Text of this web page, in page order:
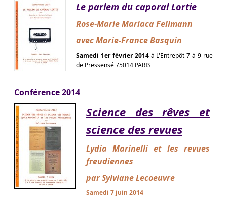
Le parlem du caporal Lortie
Rose-Marie Mariaca Fellmann
avec Marie-France Basquin
Samedi 1er février 2014 à L'Entrepôt 7 à 9 rue
de Pressensé 75014 PARIS
Conférence 2014
Science des rêves et
science des revues
Lydia Marinelli et les revues
freudiennes
par Sylviane Lecoeuvre
Samedi 7 juin 2014